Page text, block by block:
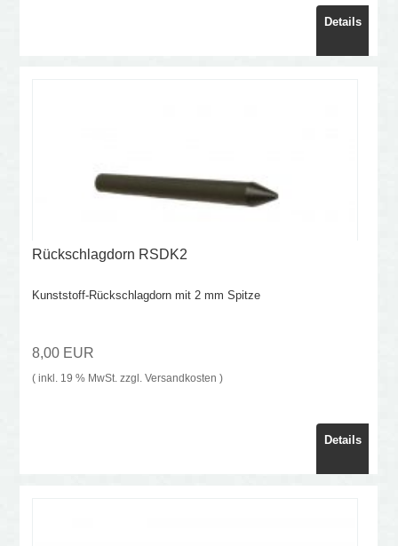
Details
Rückschlagdorn RSDK2
Kunststoff-Rückschlagdorn mit 2 mm Spitze
8,00 EUR
( inkl. 19 % MwSt. zzgl. Versandkosten )
Details